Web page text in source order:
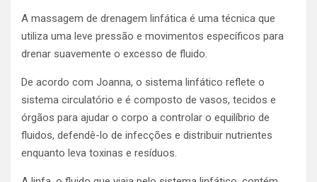
A massagem de drenagem linfática é uma técnica que
utiliza uma leve pressão e movimentos específicos para
drenar suavemente o excesso de fluido.
De acordo com Joanna, o sistema linfático reflete o
sistema circulatório e é composto de vasos, tecidos e
órgãos para ajudar o corpo a controlar o equilíbrio de
fluidos, defendê-lo de infecções e distribuir nutrientes
enquanto leva toxinas e resíduos.